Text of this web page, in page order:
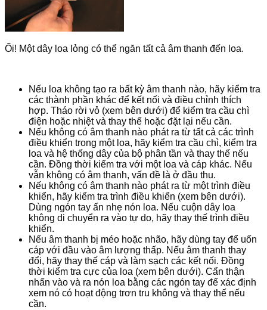
Ối! Một dây loa lỏng có thể ngăn tất cả âm thanh đến loa.
Nếu loa không tạo ra bất kỳ âm thanh nào, hãy kiểm tra
các thành phần khác để kết nối và điều chỉnh thích
hợp. Tháo rời vỏ (xem bên dưới) để kiểm tra cầu chì
điện hoặc nhiệt và thay thế hoặc đặt lại nếu cần.
Nếu không có âm thanh nào phát ra từ tất cả các trình
điều khiển trong một loa, hãy kiểm tra cầu chì, kiểm tra
loa và hệ thống dây của bộ phân tần và thay thế nếu
cần. Đồng thời kiểm tra với một loa và cáp khác. Nếu
vẫn không có âm thanh, vấn đề là ở đầu thu.
Nếu không có âm thanh nào phát ra từ một trình điều
khiển, hãy kiểm tra trình điều khiển (xem bên dưới).
Dùng ngón tay ấn nhẹ nón loa. Nếu cuộn dây loa
không di chuyển ra vào tự do, hãy thay thế trình điều
khiển.
Nếu âm thanh bị méo hoặc nhão, hãy dùng tay để uốn
cáp với đầu vào âm lượng thấp. Nếu âm thanh thay
đổi, hãy thay thế cáp và làm sạch các kết nối. Đồng
thời kiểm tra cực của loa (xem bên dưới). Cẩn thận
nhấn vào và ra nón loa bằng các ngón tay để xác định
xem nó có hoạt động trơn tru không và thay thế nếu
cần.